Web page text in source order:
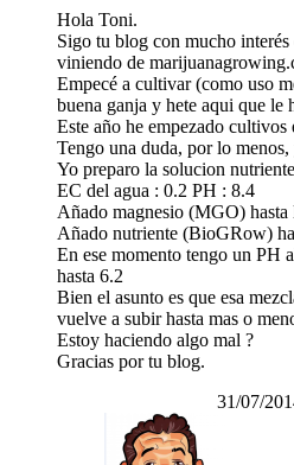
Hola Toni.
Sigo tu blog con mucho interés
viniendo de
Empecé a cultivar (como uso
buena ganja y hete aqui que le
Este año he empezado cultivos
Tengo una duda, por lo menos,
Yo preparo la solucion
EC del agua : 0.2 PH : 8.4
Añado magnesio (MGO) hasta
Añado nutriente (BioGRow)
En ese momento tengo un PH
hasta 6.2
Bien el asunto es que esa
vuelve a subir hasta mas o
Estoy haciendo algo mal ?
Gracias por tu blog.
31/07/